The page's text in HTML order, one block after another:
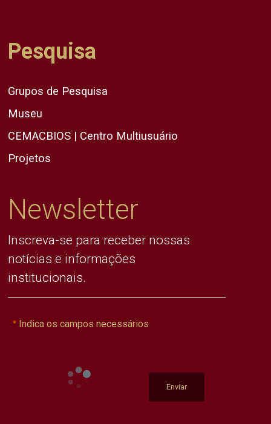
Pesquisa
Grupos de Pesquisa
Museu
CEMACBIOS | Centro Multiusuário
Projetos
Newsletter
Inscreva-se para receber nossas
notícias e informações
institucionais.
Indica os campos necessários
Enviar